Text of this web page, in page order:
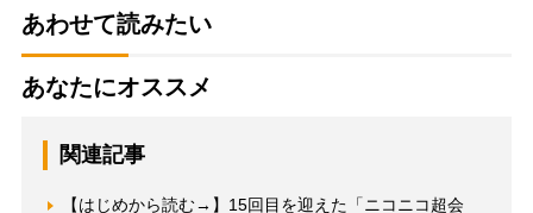
あわせて読みたい
あなたにオススメ
関連記事
【はじめから読む→】15回目を迎えた「ニコニコ超会